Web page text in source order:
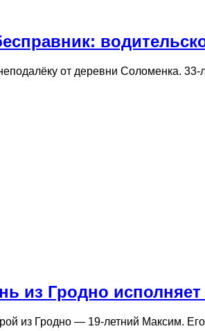
от деревни Соломенка.
из Гродно
из Гродно — 19-летний Максим.